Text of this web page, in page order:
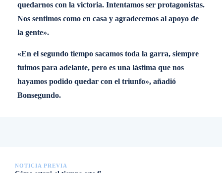
quedarnos con la victoria. Intentamos ser protagonistas.
Nos sentimos como en casa y agradecemos al apoyo de
la gente».
«En el segundo tiempo sacamos toda la garra, siempre
fuimos para adelante, pero es una lástima que nos
hayamos podido quedar con el triunfo», añadió
Bonsegundo.
NOTICIA PREVIA